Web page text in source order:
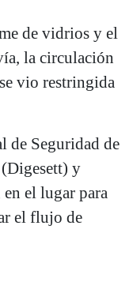
de vidrios y el
la circulación
vio restringida
de Seguridad de
y
el lugar para
el flujo de